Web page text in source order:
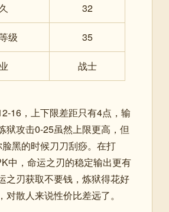
32
级 35
战士
16，上下限差距只有4点，输
狱攻击0-25虽然上限更高，但
黑的时候刀刀刮痧。在打
中，命运之刃的稳定输出更有
之刃获取不要钱，炼狱得花好
对散人来说性价比差远了。